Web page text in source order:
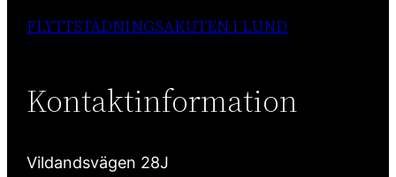
FLYTTSTÄDNINGSAKUTEN I LUND
Kontaktinformation
Vildandsvägen 28J